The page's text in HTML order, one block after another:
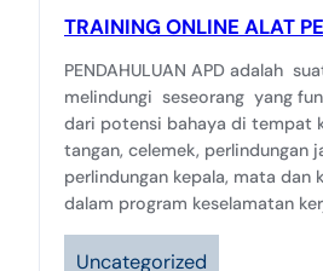
TRAINING ONLINE ALAT
PENDAHULUAN APD adalah
melindungi seseorang yang
dari potensi bahaya di tempat
tangan, celemek, perlindungan
perlindungan kepala, mata dan
dalam program keselamatan
Uncategorized